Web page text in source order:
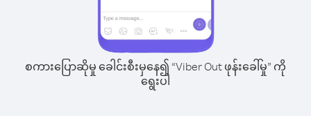
စကားပြောဆိုမှု ခေါင်းစီးမှနေ၍ “Viber Out ဖုန်းခေါ်မှု” ကို
ရွေးပါ